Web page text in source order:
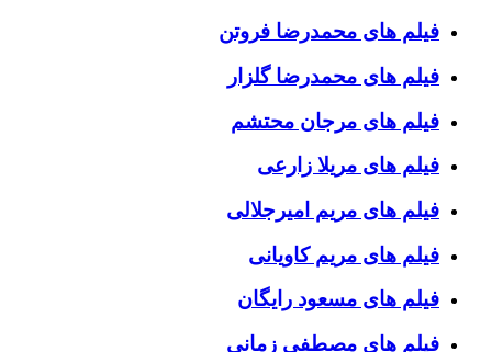
فیلم های محمدرضا فروتن
فیلم های محمدرضا گلزار
فیلم های مرجان محتشم
فیلم های مریلا زارعی
فیلم های مریم امیرجلالی
فیلم های مریم کاویانی
فیلم های مسعود رایگان
فیلم های مصطفی زمانی